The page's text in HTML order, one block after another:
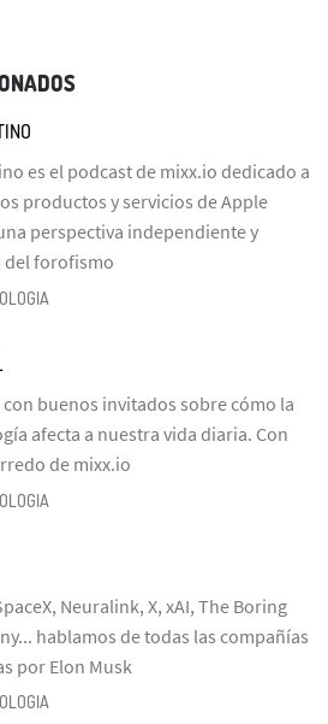
es el podcast de mixx.io dedicado a
productos y servicios de Apple
perspectiva independiente y
del forofismo
con buenos invitados sobre cómo la
afecta a nuestra vida diaria. Con
de mixx.io
Neuralink, X, xAI, The Boring
hablamos de todas las compañías
por Elon Musk